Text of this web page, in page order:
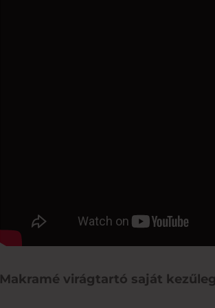
Makramé virágtartó saját